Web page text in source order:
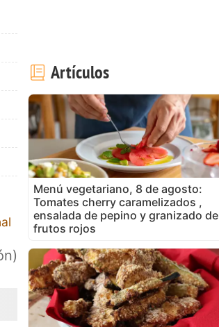
Artículos
Menú vegetariano, 8 de agosto:
Tomates cherry caramelizados ,
ensalada de pepino y granizado de
frutos rojos